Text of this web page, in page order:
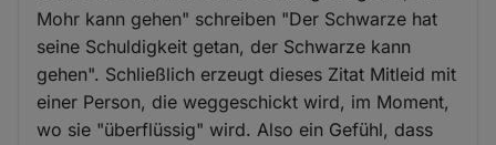
Mohr kann gehen" schreiben "Der Schwarze hat
seine Schuldigkeit getan, der Schwarze kann
gehen". Schließlich erzeugt dieses Zitat Mitleid mit
einer Person, die weggeschickt wird, im Moment,
wo sie "überflüssig" wird. Also ein Gefühl, dass